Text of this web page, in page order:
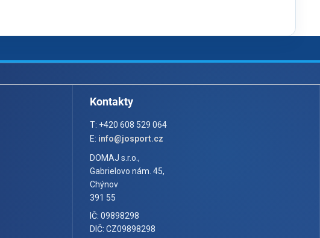
Kontakty
T: +420 608 529 064
E: info@josport.cz
DOMAJ s.r.o.,
Gabrielovo nám. 45,
Chýnov
391 55
IČ: 09898298
DIČ: CZ09898298